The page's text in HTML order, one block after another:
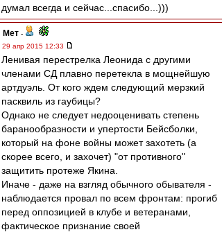
думал всегда и сейчас...спасибо...)))
Мет -
29 апр 2015 12:33
Ленивая перестрелка Леонида с другими
членами СД плавно перетекла в мощнейшую
артдуэль. От кого ждем следующий мерзкий
пасквиль из гаубицы?
Однако не следует недооценивать степень
баранообразности и упертости Бейсболки,
который на фоне войны может захотеть (а
скорее всего, и захочет) "от противного"
защитить протеже Якина.
Иначе - даже на взгляд обычного обывателя -
наблюдается провал по всем фронтам: прогиб
перед оппозицией в клубе и ветеранами,
фактическое признание своей